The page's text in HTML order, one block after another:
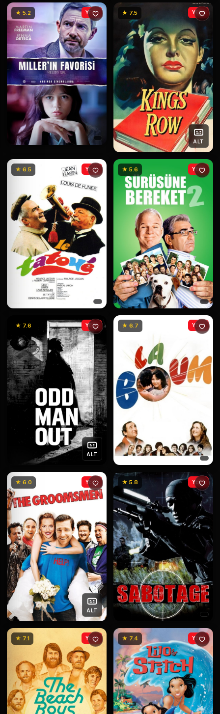
★ 5.2 YENİ ★ 7.5
ALT
YENİ
★ 6.5 YENİ ★ 5.6 YENİ
★ 7.6
ALT
YENİ ★ 6.7 YENİ
★ 6.0
ALT
YENİ ★ 5.8 YENİ
★ 7.1 YENİ ★ 7.4 YENİ